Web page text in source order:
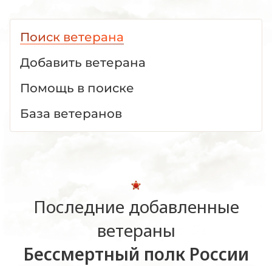
Поиск ветерана
Добавить ветерана
Помощь в поиске
База ветеранов
Последние добавленные
ветераны
Бессмертный полк России